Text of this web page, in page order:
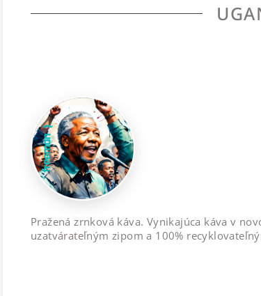
Pražená zrnková káva. Vynikajúca káva v
uzatvárateľným zipom a 100%